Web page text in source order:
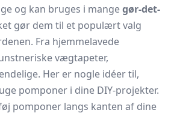
og kan bruges i mangegør-det-
gør dem til et populært valg
Fra hjemmelavede
vægtapeter,
Her er nogle idéer til,
pomponer i dine DIY-projekter.
pomponer langs kanten af dine